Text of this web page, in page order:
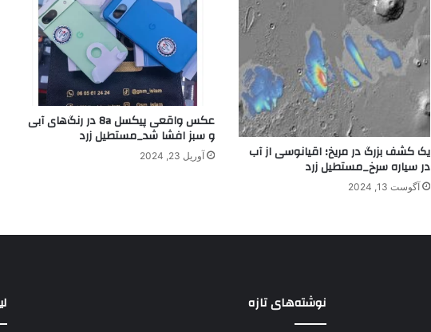
یک کشف بزرگ در مریخ؛ اقیانوسی از آب
در سیاره سرخ_مستطیل زرد
آگوست 13, 2024
عکس واقعی پیکسل 8a در رنگ‌های آبی
و سبز افشا شد_مستطیل زرد
آوریل 23, 2024
نوشته‌های تازه